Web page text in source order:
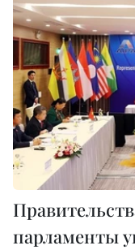
парламенты